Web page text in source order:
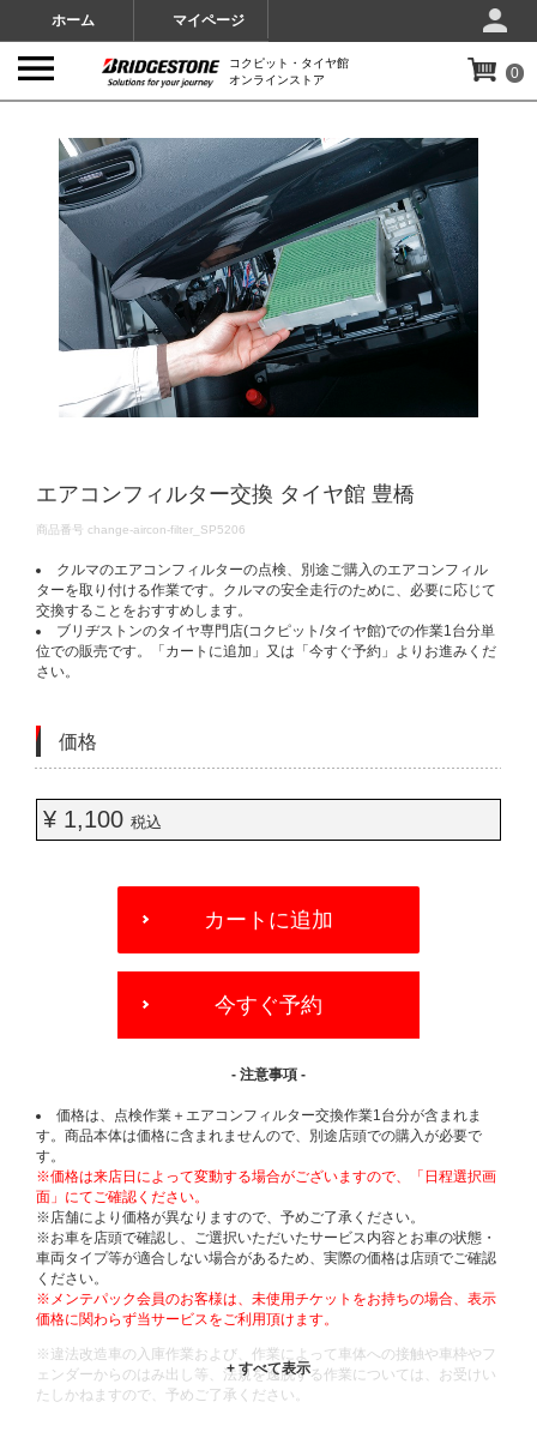
ホーム マイページ
コクピット・タイヤ館
オンラインストア
0
エアコンフィルター交換 タイヤ館 豊橋
DETAILS
商品番号 change-aircon-filter_SP5206
クルマのエアコンフィルターの点検、別途ご購入のエアコンフィル
ターを取り付ける作業です。クルマの安全走行のために、必要に応じて
交換することをおすすめします。
ブリヂストンのタイヤ専門店(コクピット/タイヤ館)での作業1台分単
位での販売です。「カートに追加」又は「今すぐ予約」よりお進みくだ
さい。
価格
¥ 1,100 税込
OPTIONS
カートに追加
今すぐ予約
- 注意事項 -
価格は、点検作業＋エアコンフィルター交換作業1台分が含まれま
す。商品本体は価格に含まれませんので、別途店頭での購入が必要で
す。
※価格は来店日によって変動する場合がございますので、「日程選択画
面」にてご確認ください。
※店舗により価格が異なりますので、予めご了承ください。
※お車を店頭で確認し、ご選択いただいたサービス内容とお車の状態・
車両タイプ等が適合しない場合があるため、実際の価格は店頭でご確認
ください。
※メンテパック会員のお客様は、未使用チケットをお持ちの場合、表示
価格に関わらず当サービスをご利用頂けます。
※違法改造車の入庫作業および、作業によって車体への接触や車枠やフ
ェンダーからのはみ出し等、法規を逸脱する作業については、お受けい
たしかねますので、予めご了承ください。